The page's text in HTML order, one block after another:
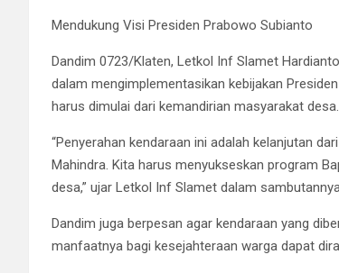
Mendukung Visi Presiden Prabowo Subianto
Dandim 0723/Klaten, Letkol Inf Slamet
dalam mengimplementasikan kebijakan
harus dimulai dari kemandirian masyarakat desa.
“Penyerahan kendaraan ini adalah kelanjutan
Mahindra. Kita harus menyukseskan program
desa,” ujar Letkol Inf Slamet dalam
Dandim juga berpesan agar kendaraan yang
manfaatnya bagi kesejahteraan warga dapat